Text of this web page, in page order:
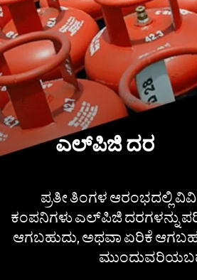
ಪ್ರತೀ ತಿಂಗಳ ಆರಂಭದಲ್ಲಿ
ಕಂಪನಿಗಳು ಎಲ್​​ಪಿಜಿ ದರಗಳನ್ನು
ಆಗಬಹುದು, ಅಥವಾ ಏರಿಕೆ
ಎಲ್​​ಪಿಜಿ ದರ